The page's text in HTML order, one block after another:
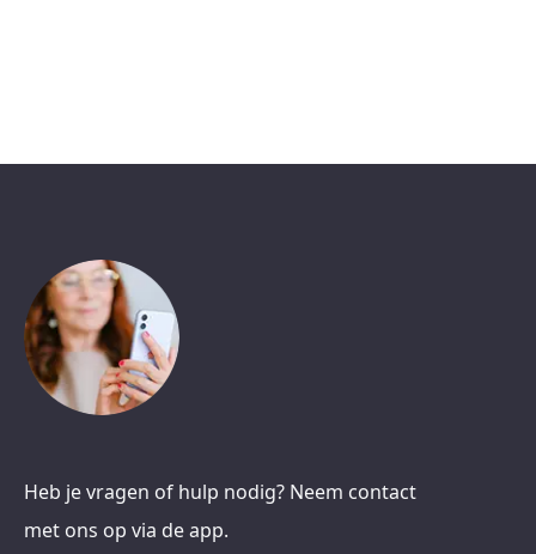
Heb je vragen of hulp nodig? Neem contact
met ons op via de app.